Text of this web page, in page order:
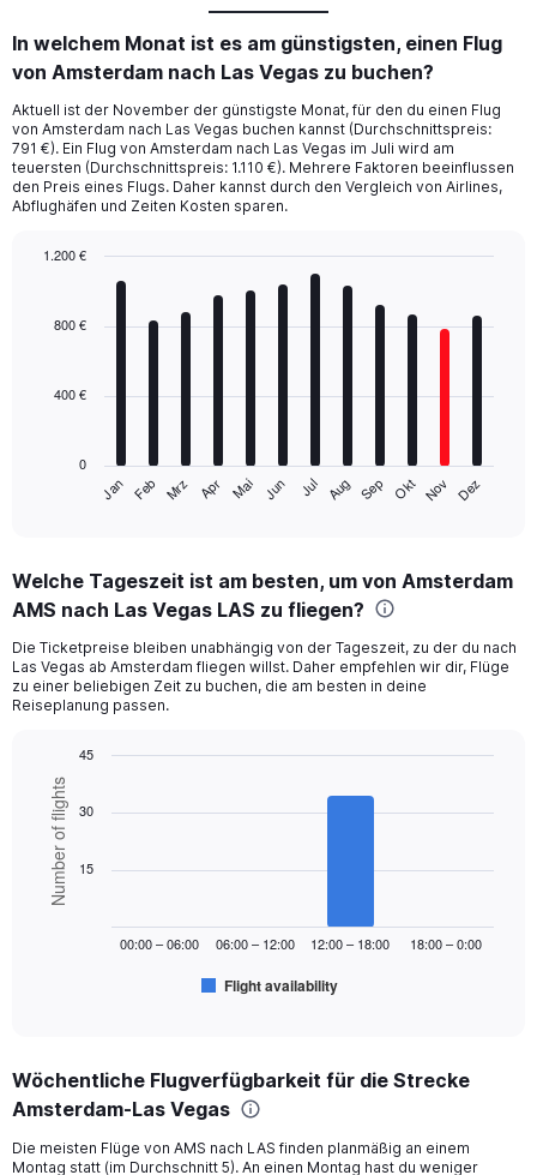
In welchem Monat ist es am günstigsten, einen Flug
von Amsterdam nach Las Vegas zu buchen?
Aktuell ist der November der günstigste Monat, für den du einen Flug
von Amsterdam nach Las Vegas buchen kannst (Durchschnittspreis:
791 €). Ein Flug von Amsterdam nach Las Vegas im Juli wird am
teuersten (Durchschnittspreis: 1.110 €). Mehrere Faktoren beeinflussen
den Preis eines Flugs. Daher kannst durch den Vergleich von Airlines,
Abflughäfen und Zeiten Kosten sparen.
with
The
Range:
12
The
chart
has
displaying
values.
Range:
1200.
Jan Feb Mrz Apr Mai Jun Jul Aug Sep Okt Nov Dez
0
400 €
800 €
1.200 €
Welche Tageszeit ist am besten, um von Amsterdam
AMS nach Las Vegas LAS zu fliegen?
Die Ticketpreise bleiben unabhängig von der Tageszeit, zu der du nach
Las Vegas ab Amsterdam fliegen willst. Daher empfehlen wir dir, Flüge
zu einer beliebigen Zeit zu buchen, die am besten in deine
Reiseplanung passen.
Bar
chart
with
bars.
The
Range:
6
The
Chart
graphic.
Number of flights
Flight availability
00:00 – 06:00 06:00 – 12:00 12:00 – 18:00 18:00 – 0:00
15
30
45
Wöchentliche Flugverfügbarkeit für die Strecke
Amsterdam-Las Vegas
Die meisten Flüge von AMS nach LAS finden planmäßig an einem
Montag statt (im Durchschnitt 5). An einen Montag hast du weniger